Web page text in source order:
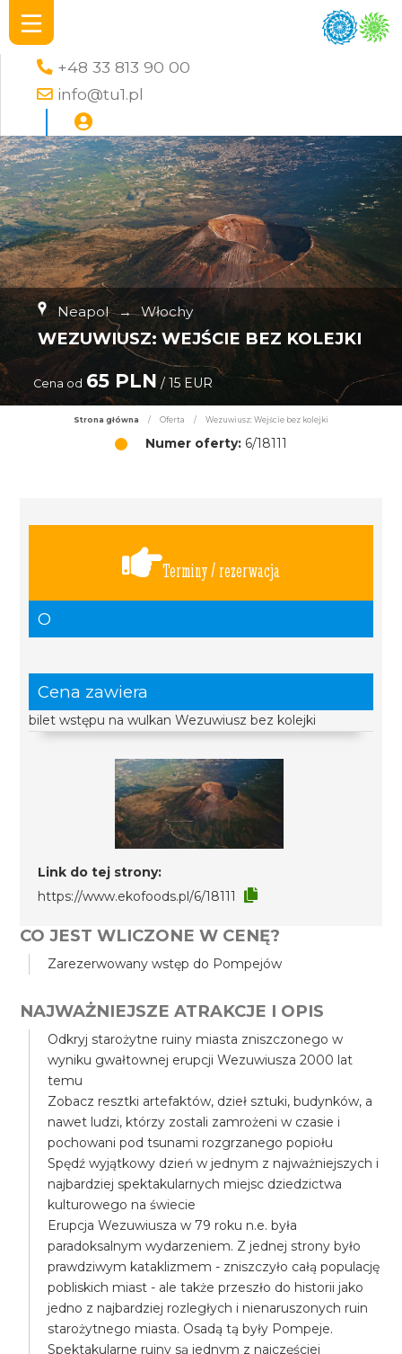
+48 33 813 90 00
info@tu1.pl
Neapol → Włochy
WEZUWIUSZ: WEJŚCIE BEZ KOLEJKI
Cena od 65 PLN/ 15 EUR
Strona główna / Oferta / Wezuwiusz: Wejście bez kolejki
Numer oferty: 6/18111
Terminy / rezerwacja
O
Cena zawiera
bilet wstępu na wulkan Wezuwiusz bez kolejki
Link do tej strony:
https://www.ekofoods.pl/6/18111
CO JEST WLICZONE W CENĘ?
Zarezerwowany wstęp do Pompejów
NAJWAŻNIEJSZE ATRAKCJE I OPIS
Odkryj starożytne ruiny miasta zniszczonego w
wyniku gwałtownej erupcji Wezuwiusza 2000 lat
temu
Zobacz resztki artefaktów, dzieł sztuki, budynków, a
nawet ludzi, którzy zostali zamrożeni w czasie i
pochowani pod tsunami rozgrzanego popiołu
Spędź wyjątkowy dzień w jednym z najważniejszych i
najbardziej spektakularnych miejsc dziedzictwa
kulturowego na świecie
Erupcja Wezuwiusza w 79 roku n.e. była
paradoksalnym wydarzeniem. Z jednej strony było
prawdziwym kataklizmem - zniszczyło całą populację
pobliskich miast - ale także przeszło do historii jako
jedno z najbardziej rozległych i nienaruszonych ruin
starożytnego miasta. Osadą tą były Pompeje.
Spektakularne ruiny są jednym z najczęściej